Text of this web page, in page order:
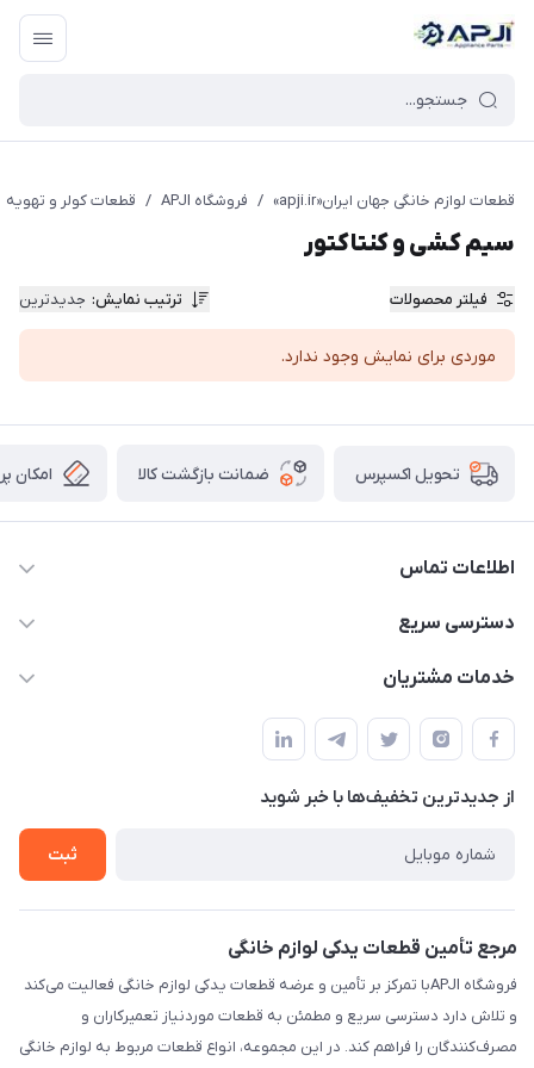
قطعات یدکی و جانبی لوازم خانگی جهان ایران
قطعات لوازم خانگی جهان ایران«apji.ir» / فروشگاه APJI / قطعات کولر و تهویه
سیم کشی و کنتاکتور
فیلتر محصولات ترتیب نمایش: جدیدترین
موردی برای نمایش وجود ندارد.
تحویل اکسپرس ضمانت بازگشت کالا امکان
اطلاعات تماس
09106753413
دسترسی سریع
حساب کاربری
لیست محصولات
درباره ما
خدمات مشتریان
قوانین و مقررات
حریم خصوصی
راهنما
از جدید‌ترین تخفیف‌ها با‌ خبر شوید
ثبت
مرجع تأمین قطعات یدکی لوازم خانگی
فروشگاه APJIبا تمرکز بر تأمین و عرضه قطعات یدکی لوازم خانگی فعالیت می‌کند
و تلاش دارد دسترسی سریع و مطمئن به قطعات موردنیاز تعمیرکاران و
مصرف‌کنندگان را فراهم کند. در این مجموعه، انواع قطعات مربوط به لوازم خانگی